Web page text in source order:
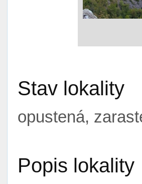
Stav lokality
opustená,
Popis lokality